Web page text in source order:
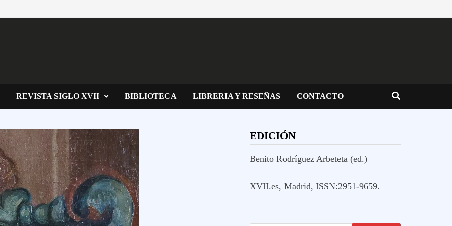
REVISTA SIGLO XVII BIBLIOTECA LIBRERIA Y RESEÑAS CONTACTO
EDICIÓN
Benito Rodríguez Arbeteta (ed.)
XVII.es, Madrid, ISSN:2951-9659.